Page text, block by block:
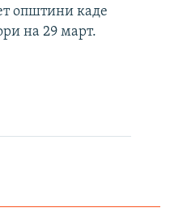
општини каде
на 29 март.